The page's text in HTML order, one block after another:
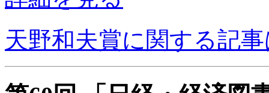
天野和夫賞に関する記